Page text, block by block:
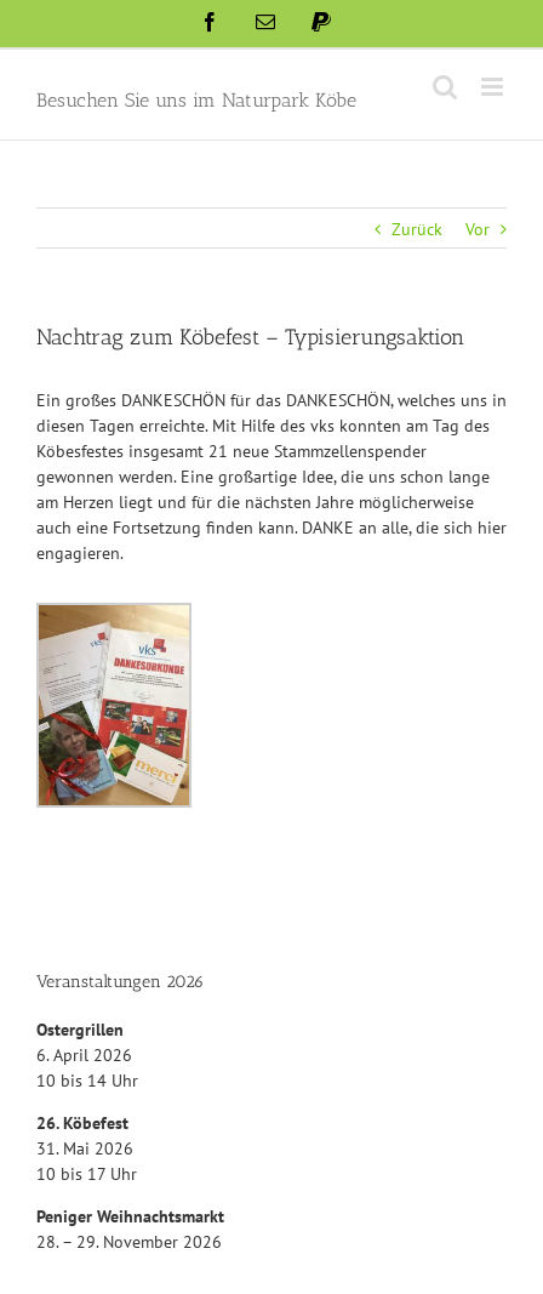
FacebookEmail Paypal
Besuchen Sie uns im Naturpark Köbe
Zurück Vor
Nachtrag zum Köbefest – Typisierungsaktion
Ein großes DANKESCHÖN für das DANKESCHÖN, welches uns in
diesen Tagen erreichte. Mit Hilfe des vks konnten am Tag des
Köbesfestes insgesamt 21 neue Stammzellenspender
gewonnen werden. Eine großartige Idee, die uns schon lange
am Herzen liegt und für die nächsten Jahre möglicherweise
auch eine Fortsetzung finden kann. DANKE an alle, die sich hier
engagieren.
Veranstaltungen 2026
Ostergrillen
6. April 2026
10 bis 14 Uhr
26. Köbefest
31. Mai 2026
10 bis 17 Uhr
Peniger Weihnachtsmarkt
28. – 29. November 2026